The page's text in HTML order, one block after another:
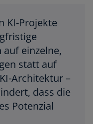
KI-Projekte
auf einzelne,
statt auf
Architektur –
dass die
Potenzial